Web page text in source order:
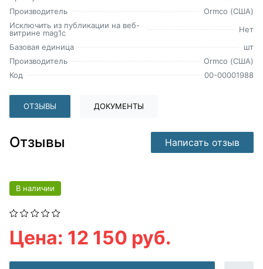
Производитель
Ormco (США)
Исключить из публикации на веб-
витрине mag1c
Нет
Базовая единица
шт
Производитель
Ormco (США)
Код
00-00001988
ОТЗЫВЫ ДОКУМЕНТЫ
Отзывы Написать отзыв
В наличии
Цена: 12 150 руб.